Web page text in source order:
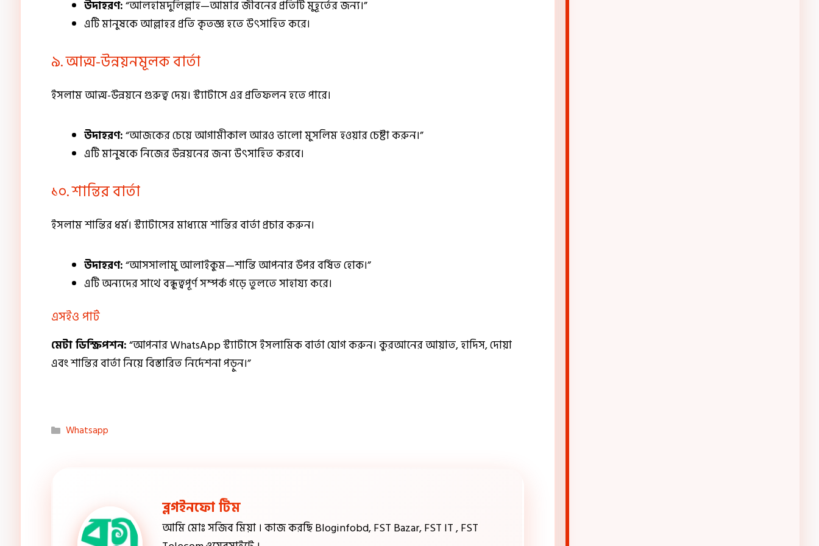
উদাহরণ:“আলহামদুলিল্লাহ—আমার জীবনের প্রতিটি মুহূর্তের জন্য।”
এটি মানুষকে আল্লাহর প্রতি কৃতজ্ঞ হতে উৎসাহিত করে।
৯. আত্ম-উন্নয়নমূলক বার্তা
ইসলাম আত্ম-উন্নয়নে গুরুত্ব দেয়। স্ট্যাটাসে এর প্রতিফলন হতে পারে।
উদাহরণ:“আজকের চেয়ে আগামীকাল আরও ভালো মুসলিম হওয়ার চেষ্টা করুন।”
এটি মানুষকে নিজের উন্নয়নের জন্য উৎসাহিত করবে।
১০. শান্তির বার্তা
ইসলাম শান্তির ধর্ম। স্ট্যাটাসের মাধ্যমে শান্তির বার্তা প্রচার করুন।
উদাহরণ:“আসসালামু আলাইকুম—শান্তি আপনার উপর বর্ষিত হোক।”
এটি অন্যদের সাথে বন্ধুত্বপূর্ণ সম্পর্ক গড়ে তুলতে সাহায্য করে।
এসইও পার্ট
মেটা ডিস্ক্রিপশন:“আপনার WhatsApp স্ট্যাটাসে ইসলামিক বার্তা যোগ করুন। কুরআনের আয়াত, হাদিস, দোয়া
এবং শান্তির বার্তা নিয়ে বিস্তারিত নির্দেশনা পড়ুন।”
Categories
Whatsapp
ব্লগইনফো টিম
আমি মোঃ সজিব মিয়া । কাজ করছি Bloginfobd, FST Bazar, FST IT , FST